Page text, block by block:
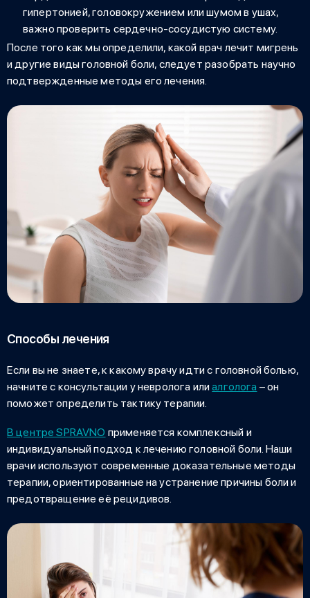
гипертонией, головокружением или шумом в ушах,
важно проверить сердечно-сосудистую систему.
После того как мы определили, какой врач лечит мигрень
и другие виды головной боли, следует разобрать научно
подтвержденные методы его лечения.
Способы лечения
Если вы не знаете, к какому врачу идти с головной болью,
начните с консультации у невролога илиалголога – он
поможет определить тактику терапии.
В центре SPRAVNO применяется комплексный и
индивидуальный подход к лечению головной боли. Наши
врачи используют современные доказательные методы
терапии, ориентированные на устранение причины боли и
предотвращение её рецидивов.